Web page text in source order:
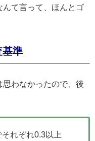
て言って、ほんとゴ
基準
思わなかったので、後
れぞれ0.3以上